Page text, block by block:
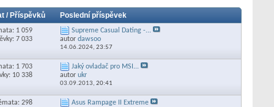
/ Příspěvků Poslední příspěvek
1 059
7 033
Supreme Сasual Dating -...
autor dawsoo
14.06.2024, 23:57
1 703
10 338
Jaký ovladač pro MSI...
autor ukr
03.09.2013, 20:41
298
Asus Rampage II Extreme